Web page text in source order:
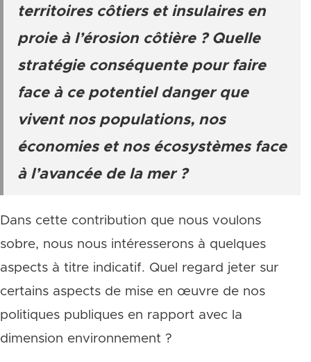
territoires côtiers et insulaires en
proie à l’érosion côtière ? Quelle
stratégie conséquente pour faire
face à ce potentiel danger que
vivent nos populations, nos
économies et nos écosystèmes face
à l’avancée de la mer ?
Dans cette contribution que nous voulons
sobre, nous nous intéresserons à quelques
aspects à titre indicatif. Quel regard jeter sur
certains aspects de mise en œuvre de nos
politiques publiques en rapport avec la
dimension environnement ?